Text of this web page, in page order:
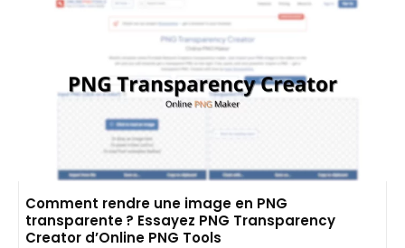
Comment rendre une image en PNG
transparente ? Essayez PNG Transparency
Creator d’Online PNG Tools